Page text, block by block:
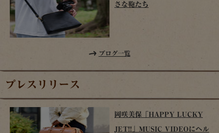
さな鞄たち
ブログ一覧
プレスリリース
岡咲美保「HAPPY LUCKY
JET!!」MUSIC VIDEOにヘル